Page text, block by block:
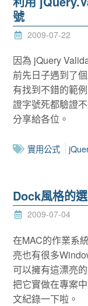
號
2009-07-22
因為 jQuery
前先日子遇到了
有找到不錯的範
證字號死都驗證
分享給各位。
實用公式
Dock風格的
2009-07-04
在MAC的作業系
亮也有很多
可以擁有這漂亮
把它實做在專案
文紀錄一下啦。